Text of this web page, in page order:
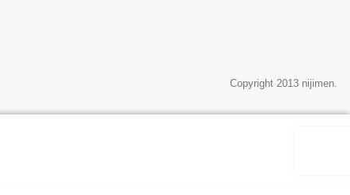
Copyright 2013 nijimen.